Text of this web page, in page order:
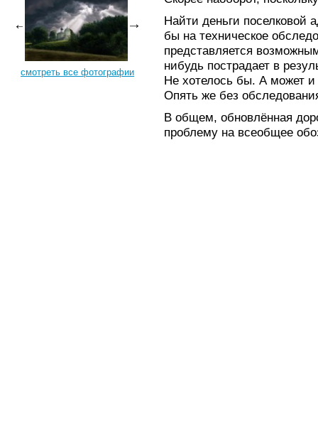
смотреть все фотографии
Найти деньги поселковой
бы на техническое
представляется
нибудь пострадает в
Не хотелось бы. А может
Опять же без
В общем, обновлённая
проблему на всеобщее